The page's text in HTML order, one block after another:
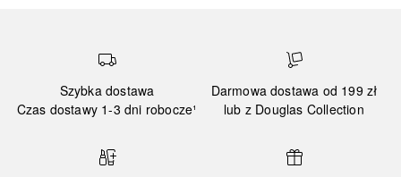
Szybka dostawa
Czas dostawy 1-3 dni robocze¹
Darmowa dostawa od 199 zł
lub z Douglas Collection